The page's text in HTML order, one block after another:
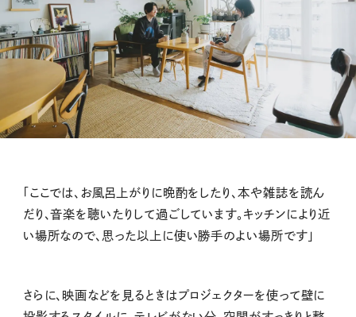
「ここでは、お風呂上がりに晩酌をしたり、本や雑誌を読ん
だり、音楽を聴いたりして過ごしています。キッチンにより近
い場所なので、思った以上に使い勝手のよい場所です」
さらに、映画などを見るときはプロジェクターを使って壁に